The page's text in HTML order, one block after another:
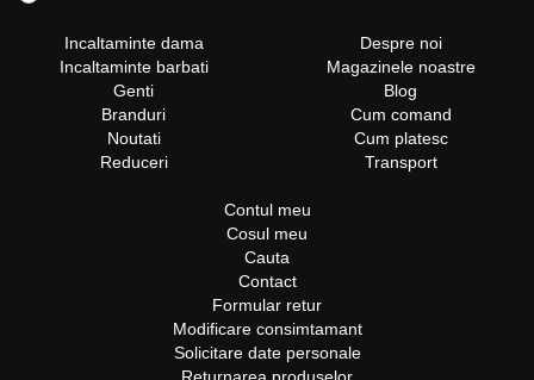
Incaltaminte dama
Incaltaminte barbati
Genti
Branduri
Noutati
Reduceri
Despre noi
Magazinele noastre
Blog
Cum comand
Cum platesc
Transport
Contul meu
Cosul meu
Cauta
Contact
Formular retur
Modificare consimtamant
Solicitare date personale
Returnarea produselor